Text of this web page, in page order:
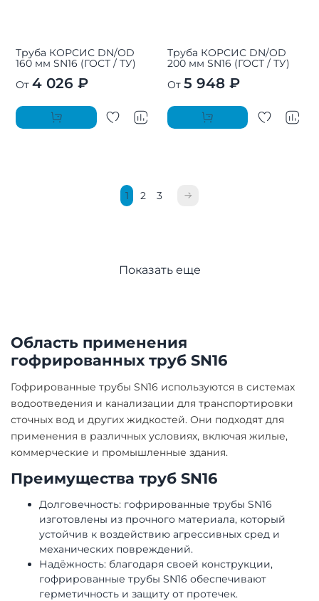
Труба КОРСИС DN/OD
160 мм SN16 (ГОСТ / ТУ)
От 4 026 ₽
Труба КОРСИС DN/OD
200 мм SN16 (ГОСТ / ТУ)
От 5 948 ₽
1 2 3
Показать еще
Область применения
гофрированных труб SN16
Гофрированные трубы SN16 используются в системах
водоотведения и канализации для транспортировки
сточных вод и других жидкостей. Они подходят для
применения в различных условиях, включая жилые,
коммерческие и промышленные здания.
Преимущества труб SN16
Долговечность: гофрированные трубы SN16
изготовлены из прочного материала, который
устойчив к воздействию агрессивных сред и
механических повреждений.
Надёжность: благодаря своей конструкции,
гофрированные трубы SN16 обеспечивают
герметичность и защиту от протечек.